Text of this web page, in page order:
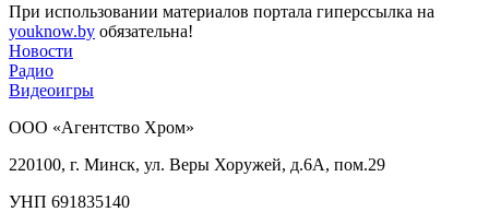
При использовании материалов портала гиперссылка на
youknow.by обязательна!
Новости
Радио
Видеоигры
ООО «Агентство Хром»
220100, г. Минск, ул. Веры Хоружей, д.6А, пом.29
УНП 691835140